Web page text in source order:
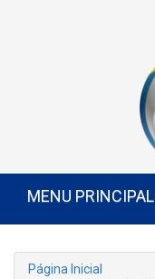
MENU PRINCIPAL
Página Inicial